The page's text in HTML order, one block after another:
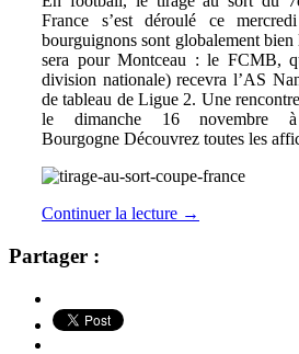
France s’est déroulé ce
bourguignons sont globalement
sera pour Montceau : le FCMB,
division nationale) recevra l’AS
de tableau de Ligue 2. Une
le dimanche 16
Bourgogne Découvrez toutes les
Continuer la lecture →
Partager :